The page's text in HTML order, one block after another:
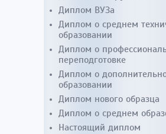
Диплом ВУЗа
Диплом о среднем
образовании
Диплом о
переподготовке
Диплом о
образовании
Диплом нового образца
Диплом о среднем
Настоящий диплом